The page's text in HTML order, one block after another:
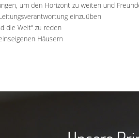
um den Horizont zu weiten und
einzuüben
die Welt“ zu reden
Häusern